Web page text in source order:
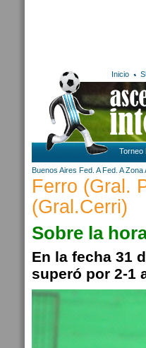
Inicio
Torneo
Buenos Aires Fed. A Fed. A Zona
Ferro (Gral.
(Gral.Cerri)
Sobre la
En la fecha 31
superó por 2-1